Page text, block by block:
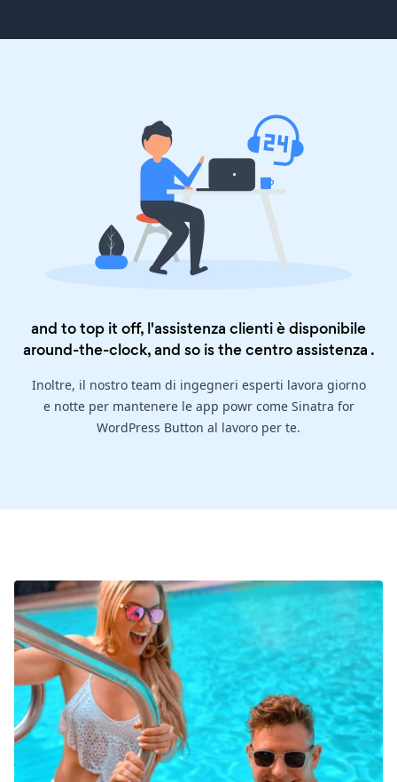
and to top it off, l'assistenza clienti è disponibile
around-the-clock, and so is thecentro assistenza .
Inoltre, il nostro team di ingegneri esperti lavora giorno
e notte per mantenere le app powr come Sinatra for
WordPress Button al lavoro per te.